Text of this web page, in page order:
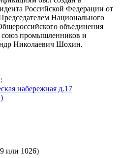
Российской Федерации от
Национального
объединения
союз промышленников и
Николаевич Шохин.
набережная д.17
или 1026)